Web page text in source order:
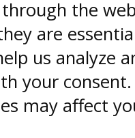
the
are
us analyze
your
may affect